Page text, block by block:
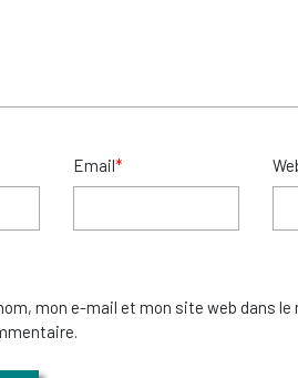
Email*
mon e-mail et mon site web dans le